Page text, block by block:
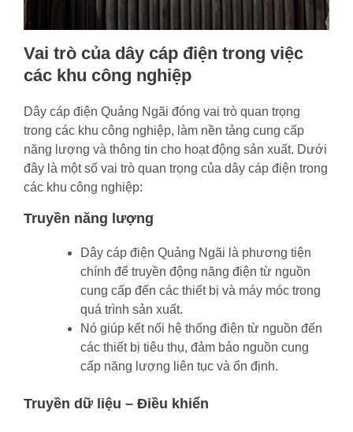
Vai trò của dây cáp điện trong việc
các khu công nghiệp
Dây cáp điện Quảng Ngãi đóng vai trò quan trọng
trong các khu công nghiệp, làm nền tảng cung cấp
năng lượng và thông tin cho hoạt động sản xuất. Dưới
đây là một số vai trò quan trọng của dây cáp điện trong
các khu công nghiệp:
Truyền năng lượng
Dây cáp điện Quảng Ngãi là phương tiện
chính để truyền động năng điện từ nguồn
cung cấp đến các thiết bị và máy móc trong
quá trình sản xuất.
Nó giúp kết nối hệ thống điện từ nguồn đến
các thiết bị tiêu thụ, đảm bảo nguồn cung
cấp năng lượng liên tục và ổn định.
Truyền dữ liệu – Điều khiển